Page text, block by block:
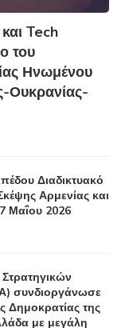
Tech
του
Ηνωμένου
Ουκρανίας-
Διαδικτυακό
Αρμενίας και
Μαΐου 2026
συνδιοργάνωσε
Δημοκρατίας της
με μεγάλη